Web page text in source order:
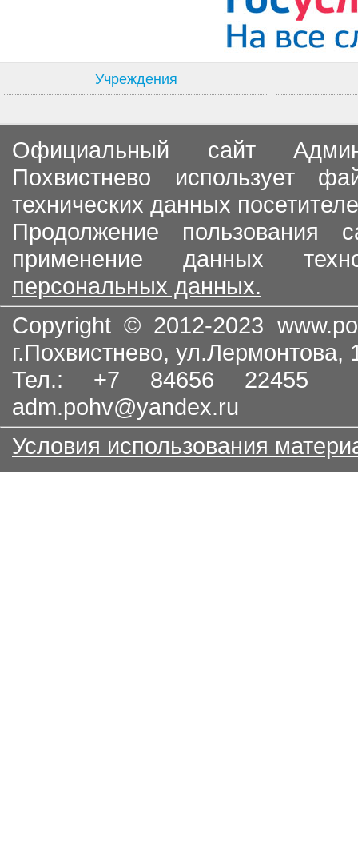
Учреждения
Официальный сайт
Похвистнево использует
технических данных
Продолжение пользования
применение данных
персональных данных.
Copyright © 2012-2023
г.Похвистнево, ул.Лермонтова,
Тел.: +7 84656
adm.pohv@yandex.ru
Условия использования